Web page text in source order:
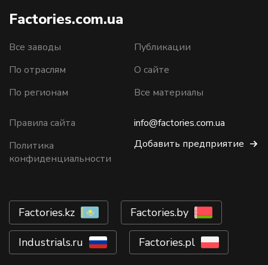
Factories.com.ua
Все заводы
По отраслям
По регионам
Публикации
О сайте
Все материалы
Правила сайта
Политика
конфиденциальности
info@factories.com.ua
Добавить предприятие
Factories.kz Factories.by
Industrials.ru Factories.pl